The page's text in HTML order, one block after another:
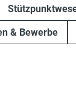
& Bewerbe